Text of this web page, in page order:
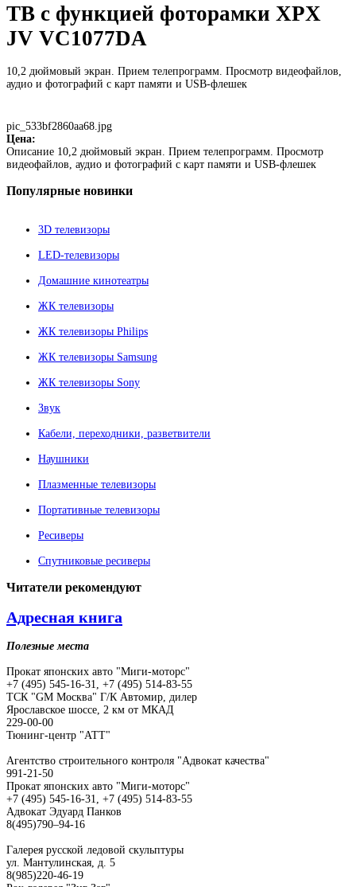
ТВ с функцией фоторамки XPX
JV VC1077DA
10,2 дюймовый экран. Прием телепрограмм. Просмотр видеофайлов,
аудио и фотографий с карт памяти и USB-флешек
pic_533bf2860aa68.jpg
Цена:
Описание 10,2 дюймовый экран. Прием телепрограмм. Просмотр
видеофайлов, аудио и фотографий с карт памяти и USB-флешек
Популярные новинки
3D телевизоры
LED-телевизоры
Домашние кинотеатры
ЖК телевизоры
ЖК телевизоры Philips
ЖК телевизоры Samsung
ЖК телевизоры Sony
Звук
Кабели, переходники, разветвители
Наушники
Плазменные телевизоры
Портативные телевизоры
Ресиверы
Спутниковые ресиверы
Читатели рекомендуют
Адресная книга
Полезные места
Прокат японских авто "Миги-моторс"
+7 (495) 545-16-31, +7 (495) 514-83-55
ТСК "GM Москва" Г/К Автомир, дилер
Ярославское шоссе, 2 км от МКАД
229-00-00
Тюнинг-центр "АТТ"
Агентство строительного контроля "Адвокат качества"
991-21-50
Прокат японских авто "Миги-моторс"
+7 (495) 545-16-31, +7 (495) 514-83-55
Адвокат Эдуард Панков
8(495)790–94-16
Галерея русской ледовой скульптуры
ул. Мантулинская, д. 5
8(985)220-46-19